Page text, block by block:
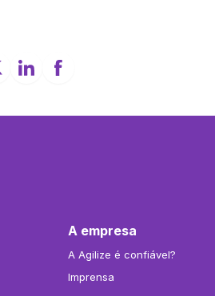
A empresa
A Agilize é confiável?
Imprensa